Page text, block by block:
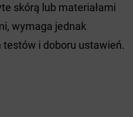
skórą lub materiałami
wymaga jednak
testów i doboru ustawień.